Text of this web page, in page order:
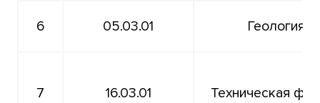
6 05.03.01 Геология
7 16.03.01 Техническая